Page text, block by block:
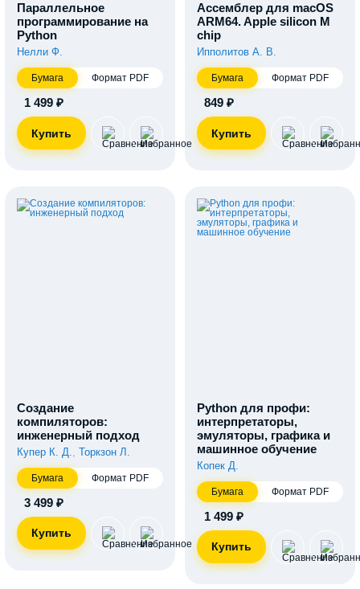
Параллельное
программирование на
Python
Нелли Ф.
Бумага Формат PDF
1 499 ₽
Ассемблер для macOS
ARM64. Apple silicon M
chip
Ипполитов А. В.
Бумага Формат PDF
849 ₽
Создание
компиляторов:
инженерный подход
Купер К. Д. Торкзон Л.
Бумага Формат PDF
3 499 ₽
Python для профи:
интерпретаторы,
эмуляторы, графика и
машинное обучение
Копек Д.
Бумага Формат PDF
1 499 ₽